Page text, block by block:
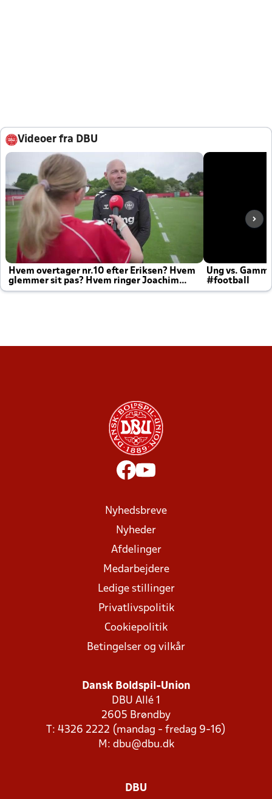
Videoer fra DBU
Hvem overtager nr.10 efter Eriksen? Hvem
glemmer sit pas? Hvem ringer Joachim
altid til efter kampe?
Ung vs.
#football
Nyhedsbreve
Nyheder
Afdelinger
Medarbejdere
Ledige stillinger
Privatlivspolitik
Cookiepolitik
Betingelser og vilkår
Dansk Boldspil-Union
DBU Allé 1
2605 Brøndby
T: 4326 2222 (mandag - fredag 9-16)
M: dbu@dbu.dk
DBU